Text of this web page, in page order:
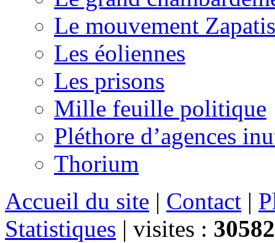
Le mouvement
Les éoliennes
Les prisons
Mille feuille politique
Pléthore d’agences
Thorium
Accueil du site | Contact |
Statistiques | visites :